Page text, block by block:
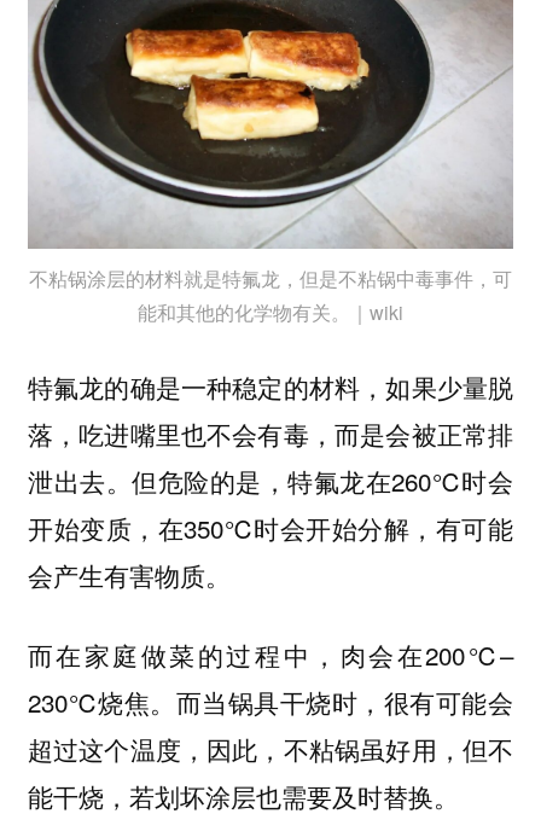
不粘锅涂层的材料就是特氟龙，但是不粘锅中毒事件，可
能和其他的化学物有关。｜wiki
特氟龙的确是一种稳定的材料，如果少量脱
落，吃进嘴里也不会有毒，而是会被正常排
泄出去。但危险的是，特氟龙在260℃时会
开始变质，在350℃时会开始分解，有可能
会产生有害物质。
而在家庭做菜的过程中，肉会在200℃–
230℃烧焦。而当锅具干烧时，很有可能会
超过这个温度，因此， 不粘锅虽好用，但不
能干烧，若划坏涂层也需要及时替换。